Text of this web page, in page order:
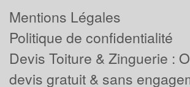
Mentions Légales
Politique de confidentialité
Devis Toiture & Zinguerie :
devis gratuit & sans